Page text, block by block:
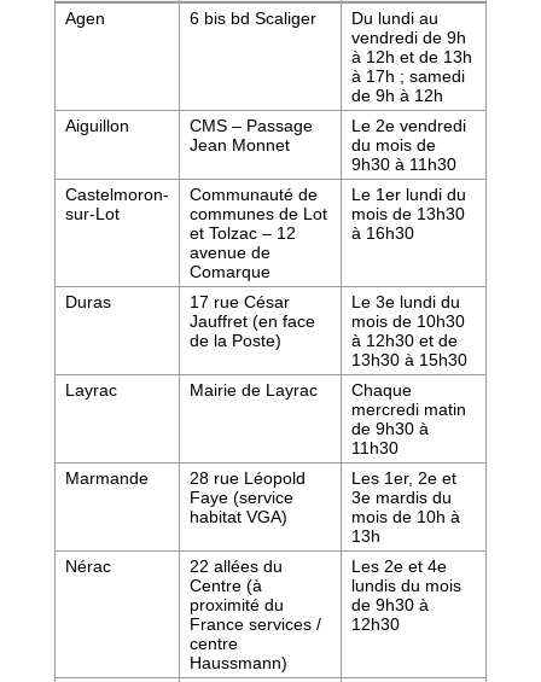
Lieux, adresses et fréquence des permanences
Agen
6 bis bd Scaliger
Du lundi au
vendredi de 9h
à 12h et de 13h
à 17h ; samedi
de 9h à 12h
Aiguillon
CMS – Passage
Jean Monnet
Le 2evendredi
du mois de
9h30 à 11h30
Castelmoron-
sur-Lot
Communauté de
communes de Lot
et Tolzac – 12
avenue de
Comarque
Le 1erlundi du
mois de 13h30
à 16h30
Duras
17 rue César
Jauffret (en face
de la Poste)
Le 3elundi du
mois de 10h30
à 12h30 et de
13h30 à 15h30
Layrac
Mairie de Layrac
Chaque
mercredi matin
de 9h30 à
11h30
Marmande
28 rue Léopold
Faye (service
habitat VGA)
Les 1er, 2eet
3emardis du
mois de 10h à
13h
Nérac
22 allées du
Centre (à
proximité du
France services /
centre
Haussmann)
Les 2eet 4e
lundis du mois
de 9h30 à
12h30